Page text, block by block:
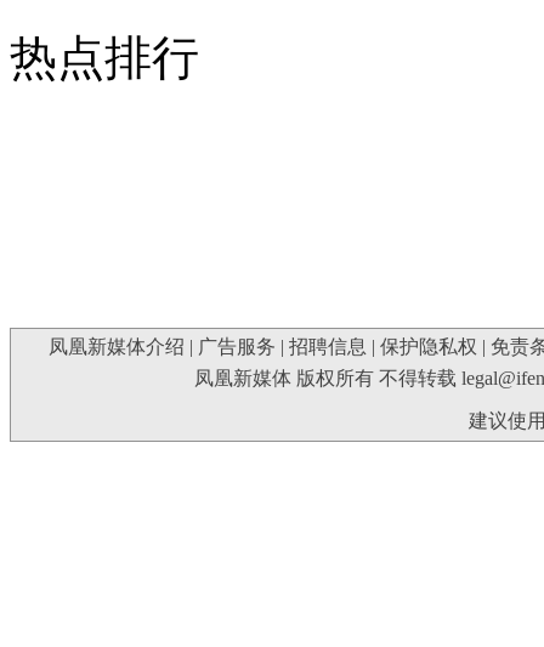
热点排行
凤凰新媒体介绍 | 广告服务 | 招聘信息 | 保护隐私权 | 免责
凤凰新媒体 版权所有 不得转载
建议使